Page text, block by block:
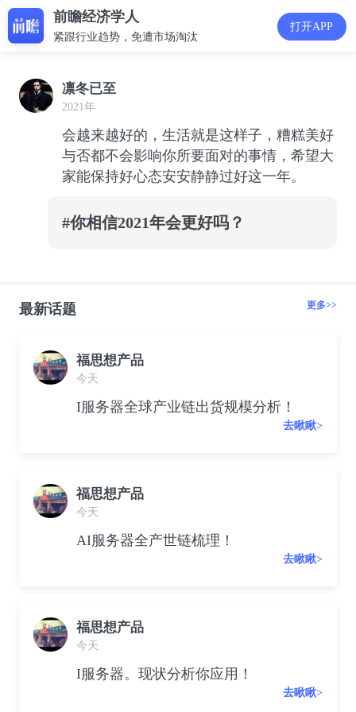
前瞻经济学人
紧跟行业趋势，免遭市场淘汰
打开APP
凛冬已至
2021年
会越来越好的，生活就是这样子，糟糕美好
与否都不会影响你所要面对的事情，希望大
家能保持好心态安安静静过好这一年。
#你相信2021年会更好吗？
最新话题 更多>>
福思想产品
今天
I服务器全球产业链出货规模分析！
去瞅瞅>
福思想产品
今天
AI服务器全产世链梳理！
去瞅瞅>
福思想产品
今天
I服务器。现状分析你应用！
去瞅瞅>